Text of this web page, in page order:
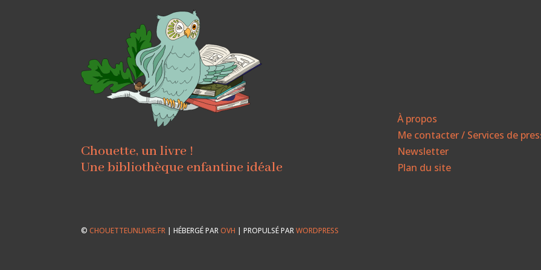
Chouette, un livre !
Une bibliothèque enfantine idéale
À propos
Me contacter / Services de
Newsletter
Plan du site
©CHOUETTEUNLIVRE.FR | HÉBERGÉ PAROVH | PROPULSÉ PARWORDPRESS